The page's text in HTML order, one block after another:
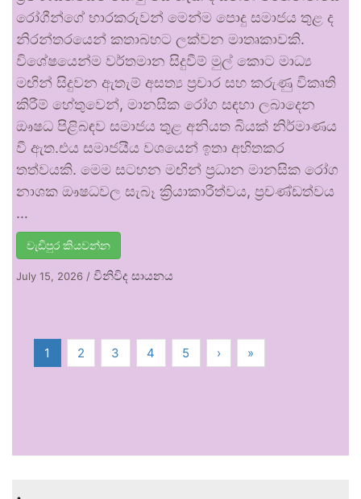
රෝගීන්ගේ භාරකරුවන් මෙන්ම පොදු සමාජය තුළ ද
නිරන්තරයෙන් කතාබහට ලක්වන මාතෘකාවකි.
විශේෂයෙන්ම වර්තමාන සිදුවීම් මුල් කොට මාධ්‍ය
මඟින් සිදුවන ඇතැම් අසත්‍ය ප්‍රචාර සහ කරුණු විකෘති
කිරීම් හේතුවෙන්, මානසික රෝග සඳහා ලබාදෙන
ඖෂධ පිළිබඳව සමාජය තුළ අනියත බියක් නිර්මාණය
වී ඇත.එය සමාජයීය වශයෙන් ඉතා අහිතකර
තත්වයකි. මෙම සටහන මඟින් ප්‍රධාන මානසික රෝග
නාශක ඖෂධවල සැබෑ ක්‍රියාකාරීත්වය, ප්‍රචණ්ඩත්වය
…
වැඩිපුර කියවන්න
July 15, 2026 / විනිවිද සායනය
1 2 3 4 5 › »
.